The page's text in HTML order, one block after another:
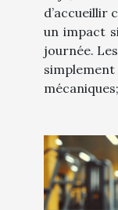
d’accueillir
un impact
journée.